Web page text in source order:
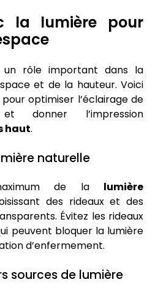
la lumière pour
un rôle important dans la
et de la hauteur. Voici
optimiser l’éclairage de
donner l’impression
haut.
naturelle
de la lumière
des rideaux et des
Évitez les rideaux
peuvent bloquer la lumière
d’enfermement.
sources de lumière